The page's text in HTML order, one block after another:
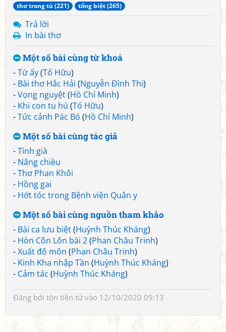
thơ trong tù (221)
tống biệt (265)
Trả lời
In bài thơ
Một số bài cùng từ khoá
-Từ ấy(Tố Hữu)
- Bài thơ Hắc Hải (Nguyễn Đình Thi)
-Vọng nguyệt(Hồ Chí Minh)
- Khi con tu hú (Tố Hữu)
-Tức cảnh Pác Bó (Hồ Chí Minh)
Một số bài cùng tác giả
-Tình già
- Nắng chiều
-Thơ Phan Khôi
- Hồng gai
- Hớt tóc trong Bệnh viện Quân y
Một số bài cùng nguồn tham khảo
- Bài ca lưu biệt(Huỳnh Thúc Kháng)
- Hòn Côn Lôn bài 2(Phan Châu Trinh)
-Xuất đô môn (Phan Châu Trinh)
- Kinh Kha nhập Tần (Huỳnh Thúc Kháng)
- Cảm tác (Huỳnh Thúc Kháng)
Đăng bởi tôn tiền tửvào 12/10/2020 09:13